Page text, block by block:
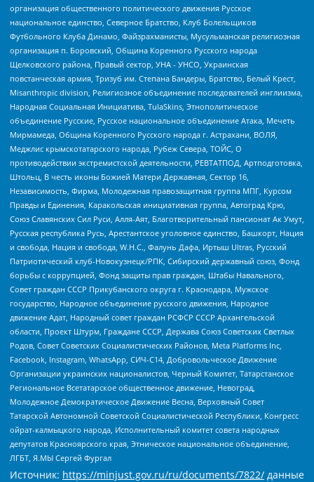
организация общественного политического движения Русское
национальное единство, Северное Братство, Клуб Болельщиков
Футбольного Клуба Динамо, Файзрахманисты, Мусульманская религиозная
организация п. Боровский, Община Коренного Русского народа
Щелковского района, Правый сектор, УНА - УНСО, Украинская
повстанческая армия, Тризуб им. Степана Бандеры, Братство, Белый Крест,
Misanthropic division, Религиозное объединение последователей инглиизма,
Народная Социальная Инициатива, TulaSkins, Этнополитическое
объединение Русские, Русское национальное объединение Атака, Мечеть
Мирмамеда, Община Коренного Русского народа г. Астрахани, ВОЛЯ,
Меджлис крымскотатарского народа, Рубеж Севера, ТОЙС, О
противодействии экстремистской деятельности, РЕВТАТПОД, Артподготовка,
Штольц, В честь иконы Божией Матери Державная, Сектор 16,
Независимость, Фирма, Молодежная правозащитная группа МПГ, Курсом
Правды и Единения, Каракольская инициативная группа, Автоград Крю,
Союз Славянских Сил Руси, Алля-Аят, Благотворительный пансионат Ак Умут,
Русская республика Русь, Арестантское уголовное единство, Башкорт, Нация
и свобода, Нация и свобода, W.H.С., Фалунь Дафа, Иртыш Ultras, Русский
Патриотический клуб-Новокузнецк/РПК, Сибирский державный союз, Фонд
борьбы с коррупцией, Фонд защиты прав граждан, Штабы Навального,
Совет граждан СССР Прикубанского округа г. Краснодара, Мужское
государство, Народное объединение русского движения, Народное
движение Адат, Народный совет граждан РСФСР СССР Архангельской
области, Проект Штурм, Граждане СССР, Держава Союз Советских Светлых
Родов, Совет Советских Социалистических Районов, Meta Platforms Inc,
Facebook, Instagram, WhatsApp, СИЧ-С14, Добровольческое Движение
Организации украинских националистов, Черный Комитет, Татарстанское
Региональное Всетатарское общественное движение, Невоград,
Молодежное Демократическое Движение Весна, Верховный Совет
Татарской Автономной Советской Социалистической Республики, Конгресс
ойрат-калмыцкого народа, Исполнительный комитет совета народных
депутатов Красноярского края, Этническое национальное объединение,
ЛГБТ, Я.МЫ Сергей Фургал
Источник: https://minjust.gov.ru/ru/documents/7822/ данные